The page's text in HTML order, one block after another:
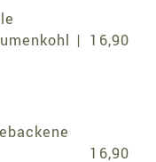
| 16,90
16,90